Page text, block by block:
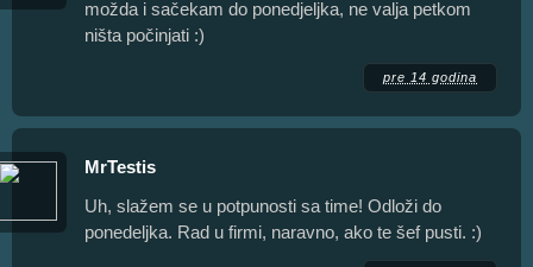
možda i sačekam do ponedjeljka, ne valja petkom
ništa počinjati :)
pre 14 godina
MrTestis
Uh, slažem se u potpunosti sa time! Odloži do
ponedeljka. Rad u firmi, naravno, ako te šef pusti. :)